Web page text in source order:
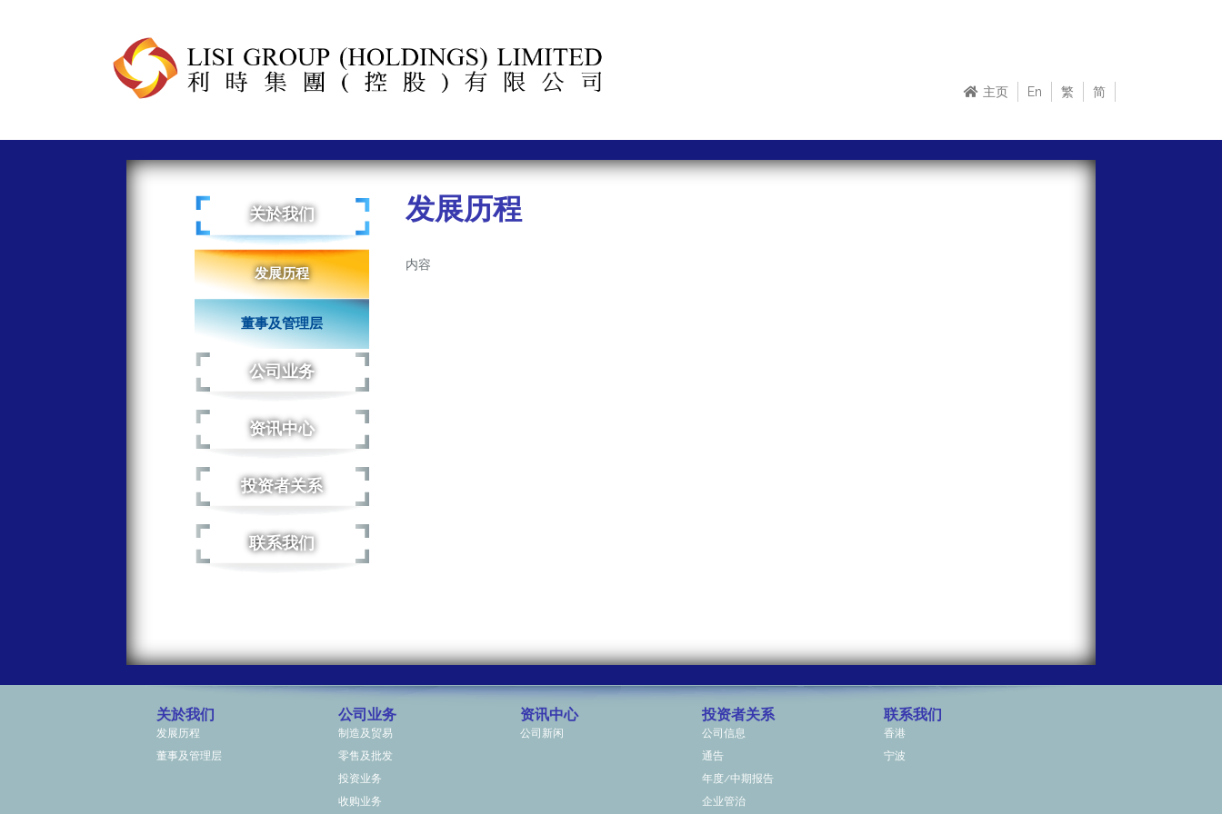
主页 En 繁 简
关於我们
发展历程
董事及管理层
公司业务
资讯中心
投资者关系
联系我们
发展历程
内容
关於我们
发展历程
董事及管理层
公司业务
制造及贸易
零售及批发
投资业务
收购业务
资讯中心
公司新闲
投资者关系
公司信息
通告
年度/中期报告
企业管治
联系我们
香港
宁波